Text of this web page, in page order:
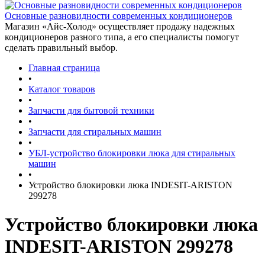
Основные разновидности современных кондиционеров
Магазин «Айс-Холод» осуществляет продажу надежных
кондиционеров разного типа, а его специалисты помогут
сделать правильный выбор.
Главная страница
•
Каталог товаров
•
Запчасти для бытовой техники
•
Запчасти для стиральных машин
•
УБЛ-устройство блокировки люка для стиральных
машин
•
Устройство блокировки люка INDESIT-ARISTON
299278
Устройство блокировки люка
INDESIT-ARISTON 299278